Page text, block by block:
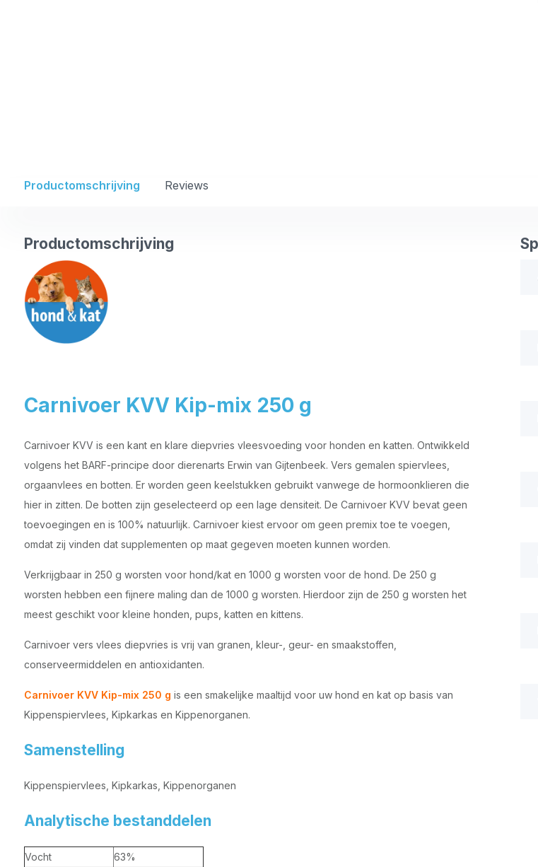
Productomschrijving Reviews
Productomschrijving
Carnivoer KVV Kip-mix 250 g
Carnivoer KVV is een kant en klare diepvries vleesvoeding voor honden en katten. Ontwikkeld
volgens het BARF-principe door dierenarts Erwin van Gijtenbeek. Vers gemalen spiervlees,
orgaanvlees en botten. Er worden geen keelstukken gebruikt vanwege de hormoonklieren die
hier in zitten. De botten zijn geselecteerd op een lage densiteit. De Carnivoer KVV bevat geen
toevoegingen en is 100% natuurlijk. Carnivoer kiest ervoor om geen premix toe te voegen,
omdat zij vinden dat supplementen op maat gegeven moeten kunnen worden.
Verkrijgbaar in 250 g worsten voor hond/kat en 1000 g worsten voor de hond. De 250 g
worsten hebben een fijnere maling dan de 1000 g worsten. Hierdoor zijn de 250 g worsten het
meest geschikt voor kleine honden, pups, katten en kittens.
Carnivoer vers vlees diepvries is vrij van granen, kleur-, geur- en smaakstoffen,
conserveermiddelen en antioxidanten.
Carnivoer KVV Kip-mix 250 g is een smakelijke maaltijd voor uw hond en kat op basis van
Kippenspiervlees, Kipkarkas en Kippenorganen.
Samenstelling
Kippenspiervlees, Kipkarkas, Kippenorganen
Analytische bestanddelen
Vocht
63%